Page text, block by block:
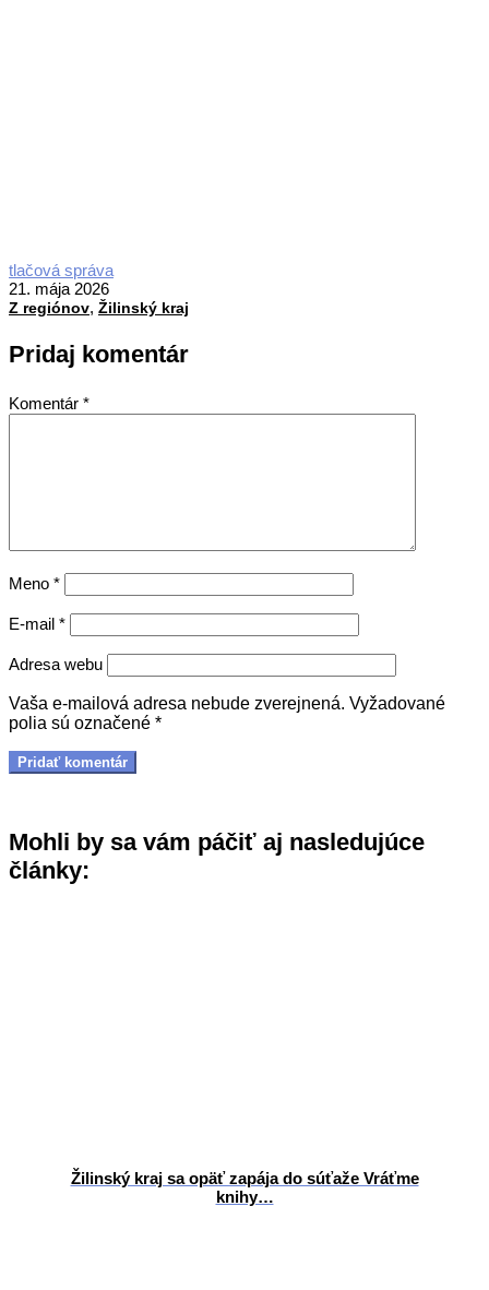
2026-
05-
21
tlačová správa
21. mája 2026
Z regiónov, Žilinský kraj
Pridaj komentár
Komentár *
Meno *
E-mail *
Adresa webu
Vaša e-mailová adresa nebude zverejnená. Vyžadované
polia sú označené *
Mohli by sa vám páčiť aj nasledujúce
články:
Žilinský kraj sa opäť zapája do súťaže Vráťme
knihy…